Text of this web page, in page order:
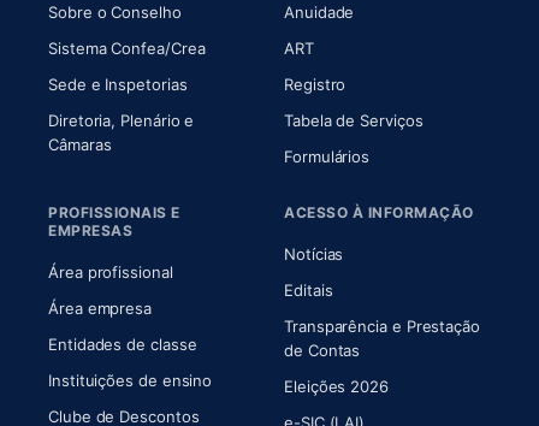
Sobre o Conselho(abre em nova aba)
Sistema Confea/Crea(abre em nova aba)
Sede e Inspetorias
Diretoria, Plenário e
Câmaras(abre em nova aba)
Anuidade
ART(abre em nova aba)
Registro
Tabela de Serviços
Formulários
PROFISSIONAIS E
EMPRESAS
Área profissional
Área empresa
Entidades de classe
Instituições de ensino
Clube de Descontos
ACESSO À INFORMAÇÃO
Notícias
Editais
Transparência e Prestação
de Contas
Eleições 2026